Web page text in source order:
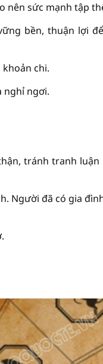
nên sức mạnh tập
bền, thuận lợi
chi.
nghỉ ngơi.
tránh tranh luận
Người đã có gia